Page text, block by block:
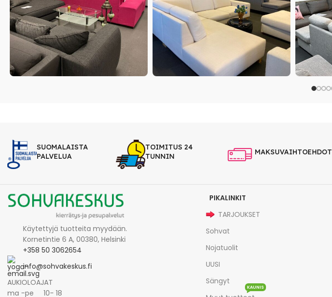
SUOMALAISTA
PALVELUA
TOIMITUS 24
TUNNIN
MAKSUVAIHTOEHDOT
Käytettyjä tuotteita myydään.
Kornetintie 6 A, 00380, Helsinki
+358 50 3062654
info@sohvakeskus.fi
AUKIOLOAJAT
ma -pe 10- 18
PIKALINKIT
TARJOUKSET
Sohvat
Nojatuolit
UUSI
Sängyt
KAUNIS